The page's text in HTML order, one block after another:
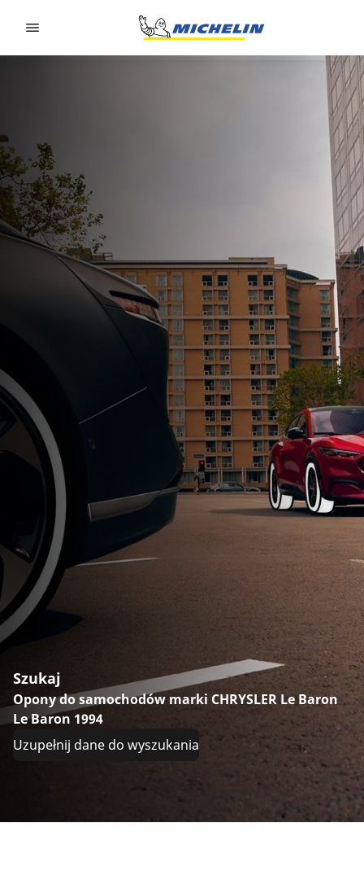
Szukaj
Opony do samochodów marki CHRYSLER Le Baron
Le Baron 1994
Uzupełnij dane do wyszukania